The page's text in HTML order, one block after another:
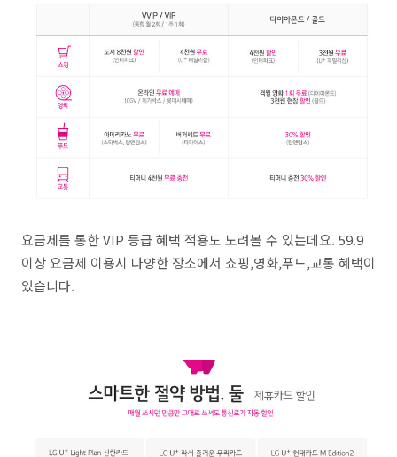
요금제를 통한 VIP 등급 혜택 적용도 노려볼 수 있는데요. 59.9
이상 요금제 이용시 다양한 장소에서 쇼핑,영화,푸드,교통 혜택이
있습니다.